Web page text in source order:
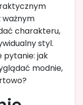
charakteru,
styl.
pytanie: jak
modnie,